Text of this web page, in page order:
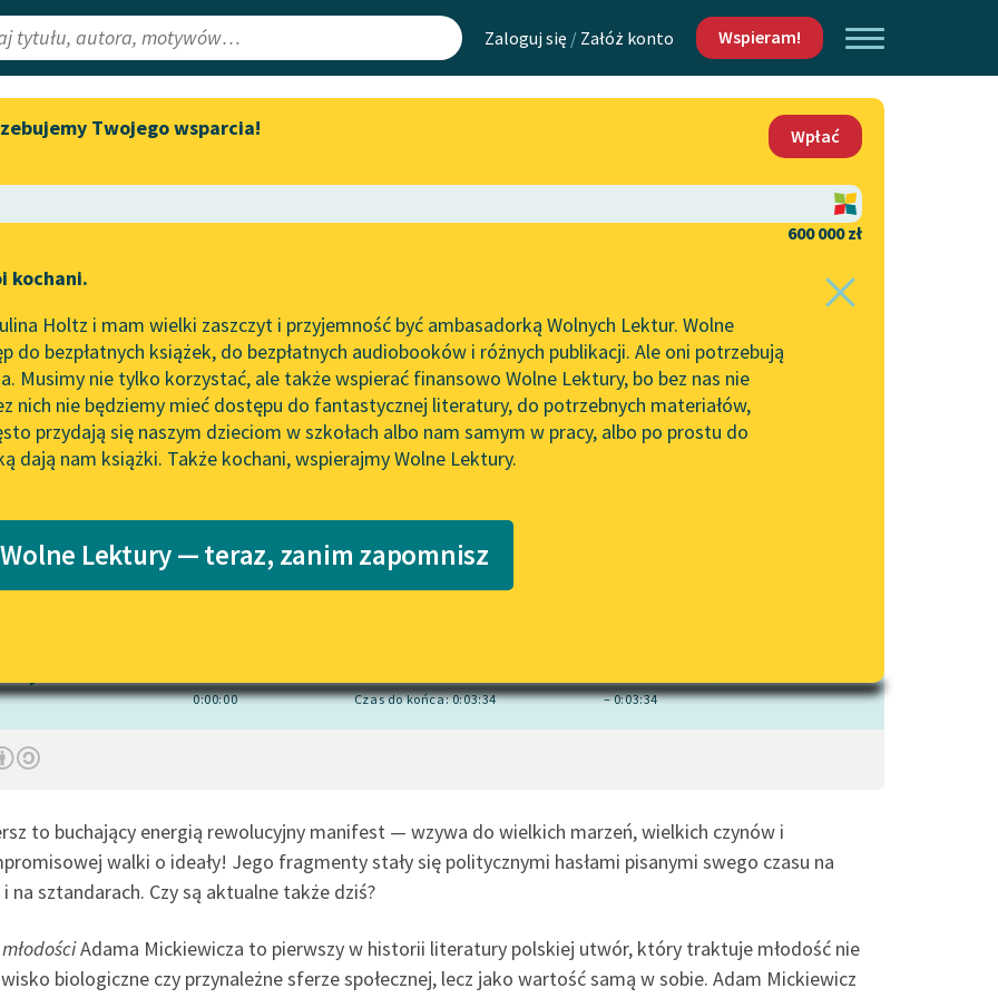
Zaloguj się / Załóż konto Wspieram!
Lektury
redakcyjne
Aktualności
„Prokurator Alicja Horn” do
literatury skandynawskiej
Spotkanie z Katarzyną Tunkiel
w Oslo
102. lata temu zmarł Joseph
Conrad
Lektury szkolne i klasyka
literatury do słuchania dla
E-kolekcja lektur szkolnych i
literatury do słuchania dla
uczennic i uczniów z
literatury feministycznej
Ręce pełne poezji
Kolekcje edukacyjne twórców
publicznej, lektur szkolnych
oraz Starego Testamentu
Mapa Wolnych Lektur
Leśmianator
API
OAI-PMH
Widget Wolnych Lektur
Katalog
Katalog w formacie PDF
Kontakt
O projekcie
Zasady wykorzystania
Wolnych Lektur
Logotypy
Materiały promocyjne
wrażliwych
Deklaracja dostępności
Twojego wsparcia!
Wpłać
600 000 zł
kochani.
Holtz i mam wielki zaszczyt i przyjemność być ambasadorką Wolnych Lektur. Wolne
do bezpłatnych książek, do bezpłatnych audiobooków i różnych publikacji. Ale oni potrzebują
Musimy nie tylko korzystać, ale także wspierać finansowo Wolne Lektury, bo bez nas nie
nich nie będziemy mieć dostępu do fantastycznej literatury, do potrzebnych materiałów,
przydają się naszym dzieciom w szkołach albo nam samym w pracy, albo po prostu do
dają nam książki. Także kochani, wspierajmy Wolne Lektury.
Lektury — teraz, zanim zapomnisz
do młodości
0:00:00 – 0:03:34
Czas do końca: 0:03:34
to buchający energią rewolucyjny manifest — wzywa do wielkich marzeń, wielkich czynów i
walki o ideały! Jego fragmenty stały się politycznymi hasłami pisanymi swego czasu na
na sztandarach. Czy są aktualne także dziś?
Adama Mickiewicza to pierwszy w historii literatury polskiej utwór, który traktuje młodość nie
biologiczne czy przynależne sferze społecznej, lecz jako wartość samą w sobie. Adam Mickiewicz